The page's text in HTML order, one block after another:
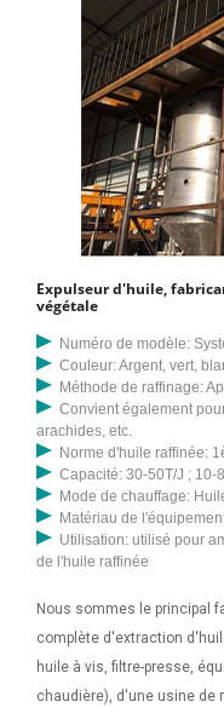
Expulseur d'huile,
végétale
Numéro de modèle:
Couleur: Argent, vert,
Méthode de raffinage:
Convient également
arachides, etc.
Norme d'huile raffinée:
Capacité: 30-50T/J ; 10-
Mode de chauffage:
Matériau de
Utilisation: utilisé pour
de l'huile raffinée
Nous sommes le principal
complète d'extraction
huile à vis, filtre-presse,
chaudière), d'une usine de